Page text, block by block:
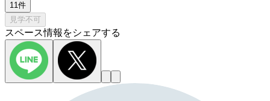
11件
見学不可
スペース情報をシェアする